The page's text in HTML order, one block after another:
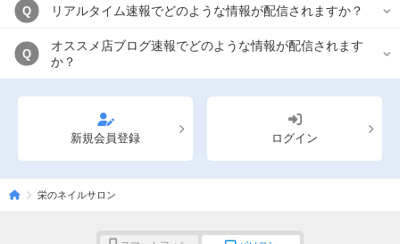
Q リアルタイム速報でどのような情報が配信されますか？
Q
オススメ店ブログ速報でどのような情報が配信されます
か？
新規会員登録 ログイン
栄のネイルサロン